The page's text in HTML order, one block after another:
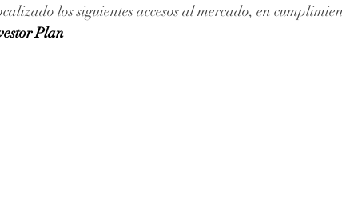
los siguientes accesos al mercado, en
Plan